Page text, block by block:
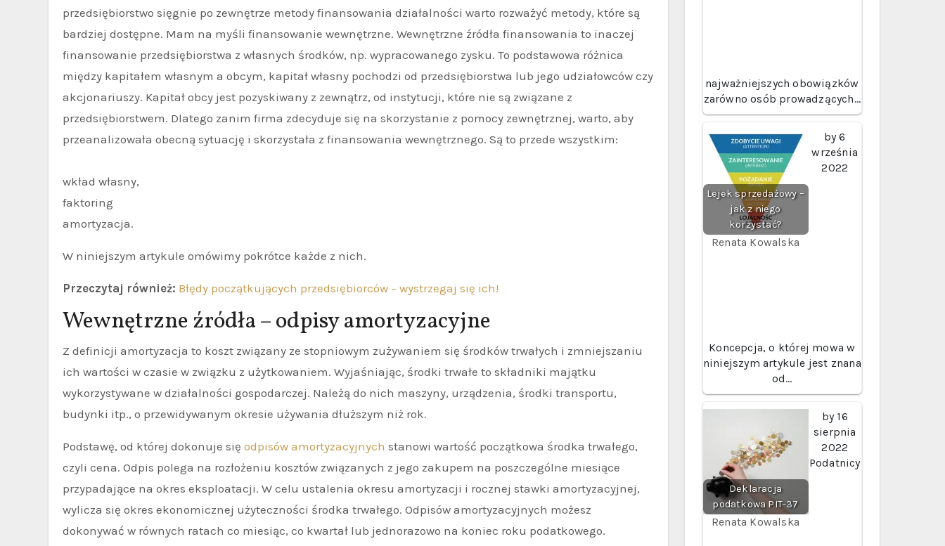
przedsiębiorstwo sięgnie po zewnętrze metody finansowania działalności warto rozważyć metody, które są
bardziej dostępne. Mam na myśli finansowanie wewnętrzne. Wewnętrzne źródła finansowania to inaczej
finansowanie przedsiębiorstwa z własnych środków, np. wypracowanego zysku. To podstawowa różnica
między kapitałem własnym a obcym, kapitał własny pochodzi od przedsiębiorstwa lub jego udziałowców czy
akcjonariuszy. Kapitał obcy jest pozyskiwany z zewnątrz, od instytucji, które nie są związane z
przedsiębiorstwem. Dlatego zanim firma zdecyduje się na skorzystanie z pomocy zewnętrznej, warto, aby
przeanalizowała obecną sytuację i skorzystała z finansowania wewnętrznego. Są to przede wszystkim:
wkład własny,
faktoring
amortyzacja.
W niniejszym artykule omówimy pokrótce każde z nich.
Przeczytaj również: Błędy początkujących przedsiębiorców – wystrzegaj się ich!
Wewnętrzne źródła – odpisy amortyzacyjne
Z definicji amortyzacja to koszt związany ze stopniowym zużywaniem się środków trwałych i zmniejszaniu
ich wartości w czasie w związku z użytkowaniem. Wyjaśniając, środki trwałe to składniki majątku
wykorzystywane w działalności gospodarczej. Należą do nich maszyny, urządzenia, środki transportu,
budynki itp., o przewidywanym okresie używania dłuższym niż rok.
Podstawę, od której dokonuje się odpisów amortyzacyjnych stanowi wartość początkowa środka trwałego,
czyli cena. Odpis polega na rozłożeniu kosztów związanych z jego zakupem na poszczególne miesiące
przypadające na okres eksploatacji. W celu ustalenia okresu amortyzacji i rocznej stawki amortyzacyjnej,
wylicza się okres ekonomicznej użyteczności środka trwałego. Odpisów amortyzacyjnych możesz
dokonywać w równych ratach co miesiąc, co kwartał lub jednorazowo na koniec roku podatkowego.
najważniejszych obowiązków
zarówno osób prowadzących…
Lejek sprzedażowy –
jak z niego
korzystać?
by
Renata Kowalska
6
września
2022
Koncepcja, o której mowa w
niniejszym artykule jest znana
od…
Deklaracja
podatkowa PIT-37
by
Renata Kowalska
16
sierpnia
2022
Podatnicy